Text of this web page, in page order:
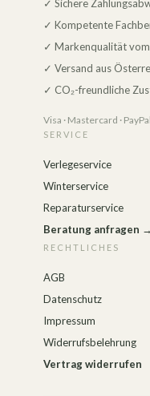
✓ Sichere
✓ Kompetente
✓ Markenqualität
✓ Versand aus
✓ CO₂-freundliche
Visa · Mastercard ·
SERVICE
Verlegeservice
Winterservice
Reparaturservice
Beratung anfragen →
RECHTLICHES
AGB
Datenschutz
Impressum
Widerrufsbelehrung
Vertrag widerrufen